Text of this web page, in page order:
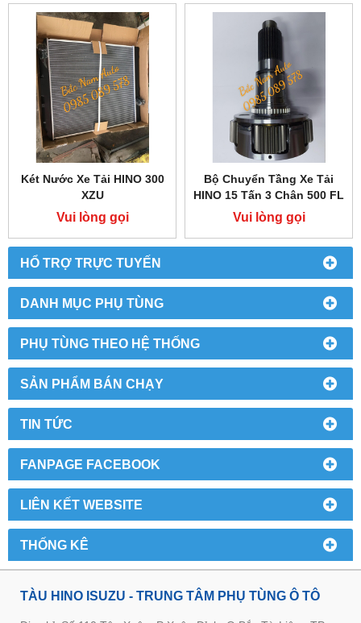
HỔ TRỢ TRỰC TUYẾN
DANH MỤC PHỤ TÙNG
PHỤ TÙNG THEO HỆ THỐNG
SẢN PHẨM BÁN CHẠY
TIN TỨC
FANPAGE FACEBOOK
LIÊN KẾT WEBSITE
THỐNG KÊ
Két Nước Xe Tải HINO 300
XZU
Vui lòng gọi
Bộ Chuyển Tầng Xe Tải
HINO 15 Tấn 3 Chân 500 FL
Vui lòng gọi
TÀU HINO ISUZU - TRUNG TÂM PHỤ TÙNG Ô TÔ